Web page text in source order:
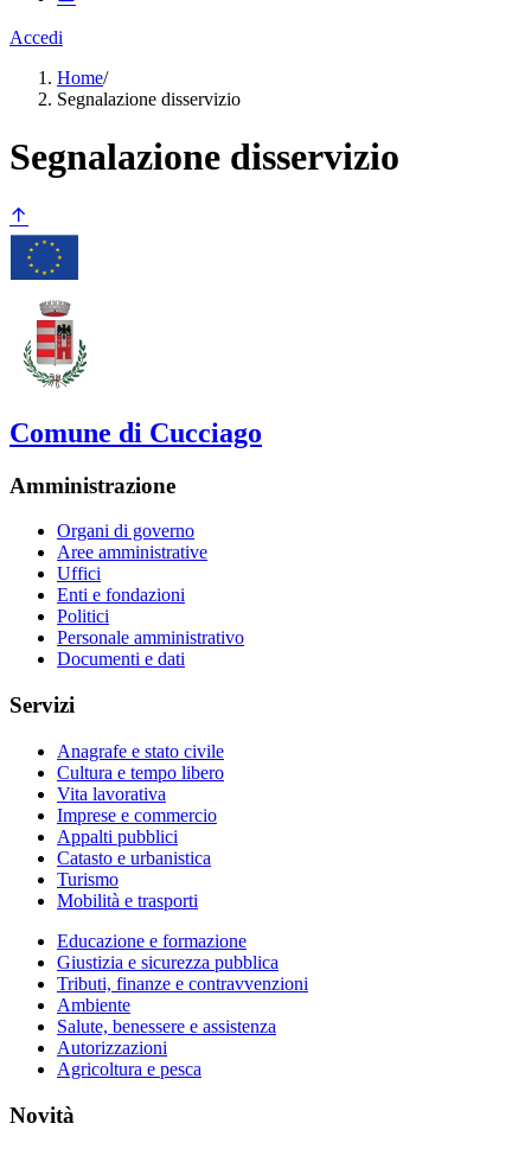
Accedi
Home/
Segnalazione disservizio
Segnalazione disservizio
Comune di Cucciago
Amministrazione
Organi di governo
Aree amministrative
Uffici
Enti e fondazioni
Politici
Personale amministrativo
Documenti e dati
Servizi
Anagrafe e stato civile
Cultura e tempo libero
Vita lavorativa
Imprese e commercio
Appalti pubblici
Catasto e urbanistica
Turismo
Mobilità e trasporti
Educazione e formazione
Giustizia e sicurezza pubblica
Tributi, finanze e contravvenzioni
Ambiente
Salute, benessere e assistenza
Autorizzazioni
Agricoltura e pesca
Novità